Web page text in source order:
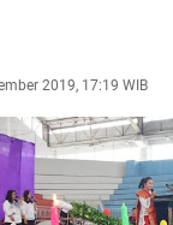
2019, 17:19 WIB